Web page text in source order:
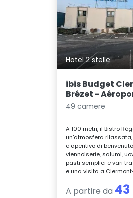
Hotel 2 stelle
ibis Budget
Brézet -
49 camere
A 100 metri, il Bistro
un’atmosfera
e aperitivo di
viennoiserie, salumi,
pasti semplici e vari
e una visita a
A partire da 43